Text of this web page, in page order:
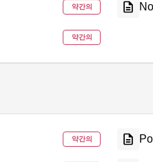
약간의
약간의
약간의